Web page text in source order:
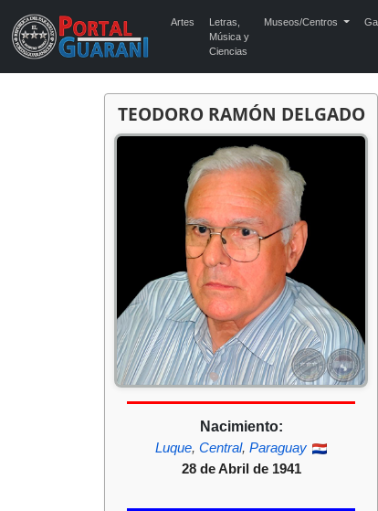
Artes
Letras,
Música y
Ciencias
Museos/Centros
TEODORO RAMÓN DELGADO
Nacimiento:
Luque, Central, Paraguay
28 de Abril de 1941